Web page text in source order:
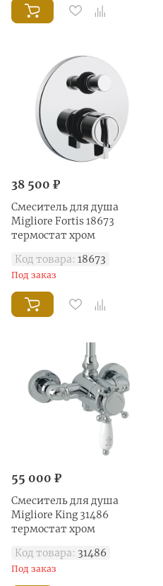
38 500 ₽
Смеситель для душа
Migliore Fortis 18673
термостат хром
Код товара: 18673
Под заказ
55 000 ₽
Смеситель для душа
Migliore King 31486
термостат хром
Код товара: 31486
Под заказ